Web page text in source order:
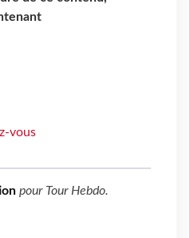
vous
pour Tour Hebdo.